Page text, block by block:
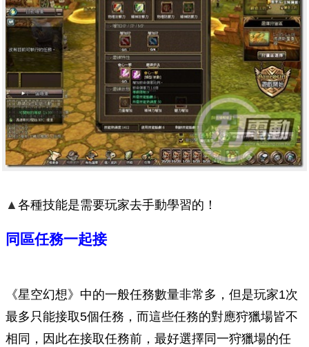
▲ 各種技能是需要玩家去手動學習的！
同區任務一起接
《星空幻想》中的一般任務數量非常多，但是玩家1次
最多只能接取5個任務，而這些任務的對應狩獵場皆不
相同，因此在接取任務前，最好選擇同一狩獵場的任